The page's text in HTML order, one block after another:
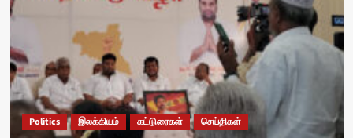
Politics இலக்கியம் கட்டுரைகள் செய்திகள்